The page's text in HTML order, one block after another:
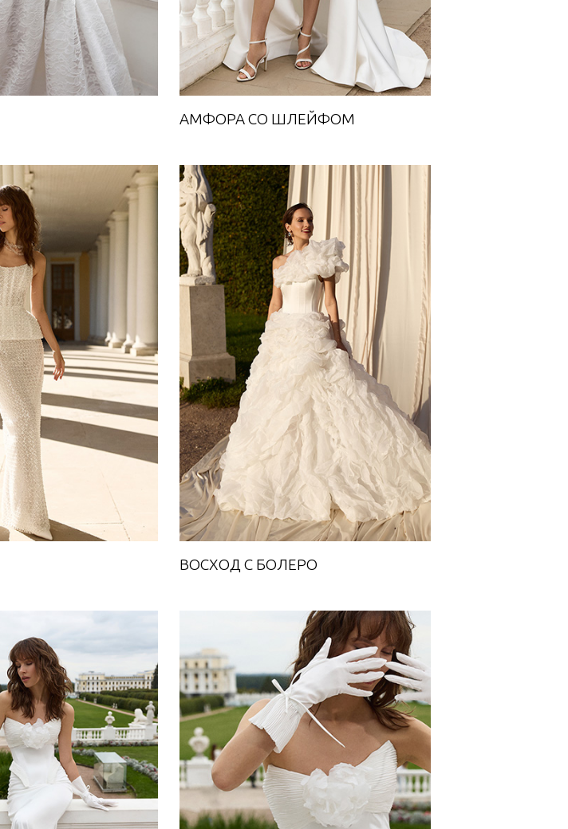
АМФОРА СО ШЛЕЙФОМ
A Dream
ВОСХОД С БОЛЕРО
Towards A Dream
ВОСХОД С БОЛЕРО
НЕГА
A Dream
НЕГА (ПЕРЧАТКИ)
Towards A Dream